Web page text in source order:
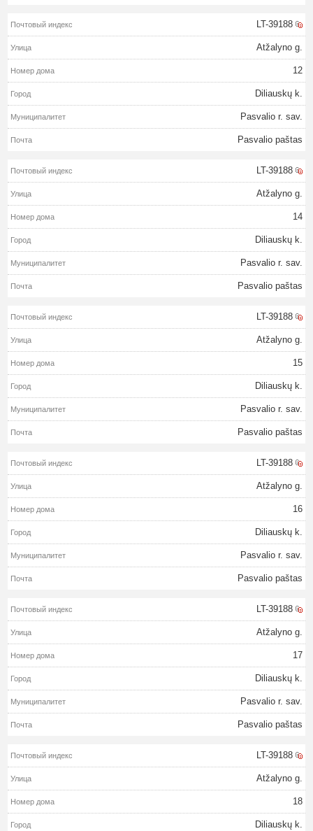
LT-39188
Atžalyno g.
12
Diliauskų k.
Pasvalio r. sav.
Pasvalio paštas
LT-39188
Atžalyno g.
14
Diliauskų k.
Pasvalio r. sav.
Pasvalio paštas
LT-39188
Atžalyno g.
15
Diliauskų k.
Pasvalio r. sav.
Pasvalio paštas
LT-39188
Atžalyno g.
16
Diliauskų k.
Pasvalio r. sav.
Pasvalio paštas
LT-39188
Atžalyno g.
17
Diliauskų k.
Pasvalio r. sav.
Pasvalio paštas
LT-39188
Atžalyno g.
18
Diliauskų k.